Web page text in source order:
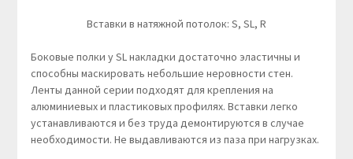
Вставки в натяжной потолок: S, SL, R
Боковые полки у SL накладки достаточно эластичны и
способны маскировать небольшие неровности стен.
Ленты данной серии подходят для крепления на
алюминиевых и пластиковых профилях. Вставки легко
устанавливаются и без труда демонтируются в случае
необходимости. Не выдавливаются из паза при нагрузках.